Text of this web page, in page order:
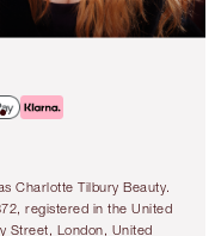
Charlotte Tilbury Beauty.
registered in the United
Street, London, United